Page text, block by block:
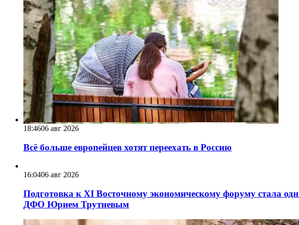
18:4606 авг 2026
Всё больше европейцев хотят переехать в Россию
16:0406 авг 2026
Подготовка к XI Восточному экономическому форуму стала
ДФО Юрием Трутневым